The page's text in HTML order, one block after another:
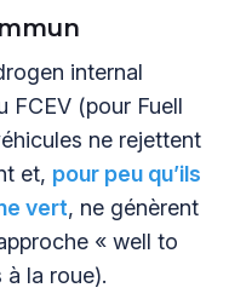
internal
FCEV (pour Fuell
ne rejettent
et, pour peu qu’ils
vert, ne génèrent
« well to
la roue).